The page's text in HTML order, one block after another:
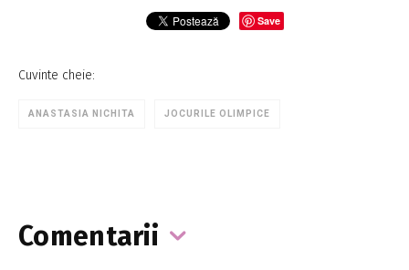
Save
Cuvinte cheie:
ANASTASIA NICHITA JOCURILE OLIMPICE
Comentarii